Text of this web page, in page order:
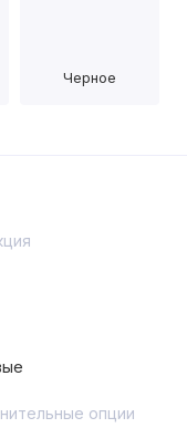
Черное
опции